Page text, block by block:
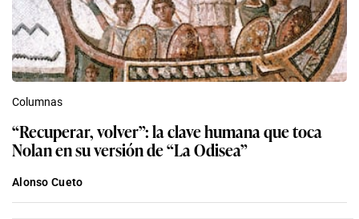
Columnas
“Recuperar, volver”: la clave humana que toca
Nolan en su versión de “La Odisea”
Alonso Cueto